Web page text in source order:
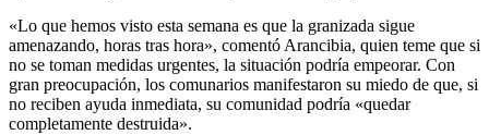
«Lo que hemos visto esta semana es que la granizada sigue
amenazando, horas tras hora», comentó Arancibia, quien teme que si
no se toman medidas urgentes, la situación podría empeorar. Con
gran preocupación, los comunarios manifestaron su miedo de que, si
no reciben ayuda inmediata, su comunidad podría «quedar
completamente destruida».